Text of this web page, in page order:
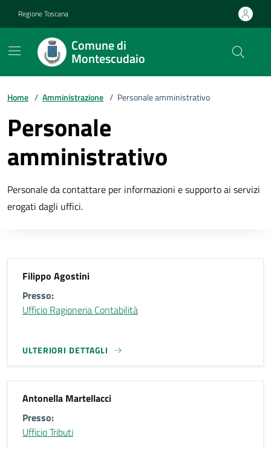
Regione Toscana
Comune di
Montescudaio
Home / Amministrazione / Personale amministrativo
Personale
amministrativo
Personale da contattare per informazioni e supporto ai servizi
erogati dagli uffici.
Filippo Agostini
Presso:
Ufficio Ragioneria Contabilità
ULTERIORI DETTAGLI
Antonella Martellacci
Presso:
Ufficio Tributi